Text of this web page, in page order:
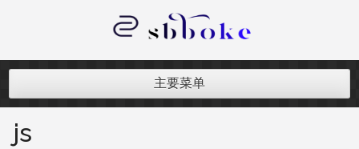
内
记录跨境电商独立站开发遇到的点点
主要菜单
js